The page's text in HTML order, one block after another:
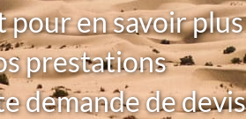
en savoir plus
prestations
demande de devis